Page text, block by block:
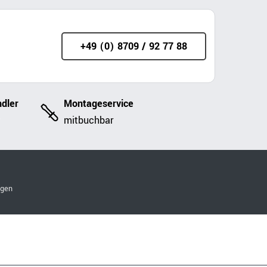
+49 (0) 8709 / 92 77 88
Montageservice
mitbuchbar